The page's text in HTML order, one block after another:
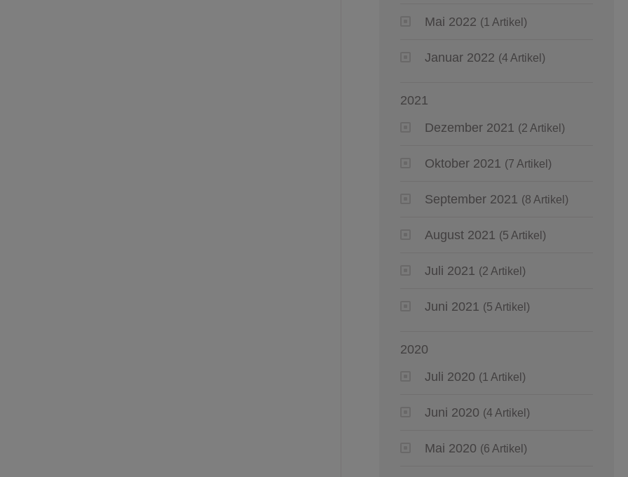
Mai 2022 (1 Artikel)
Januar 2022 (4 Artikel)
2021
Dezember 2021 (2 Artikel)
Oktober 2021 (7 Artikel)
September 2021 (8 Artikel)
August 2021 (5 Artikel)
Juli 2021 (2 Artikel)
Juni 2021 (5 Artikel)
2020
Juli 2020 (1 Artikel)
Juni 2020 (4 Artikel)
Mai 2020 (6 Artikel)